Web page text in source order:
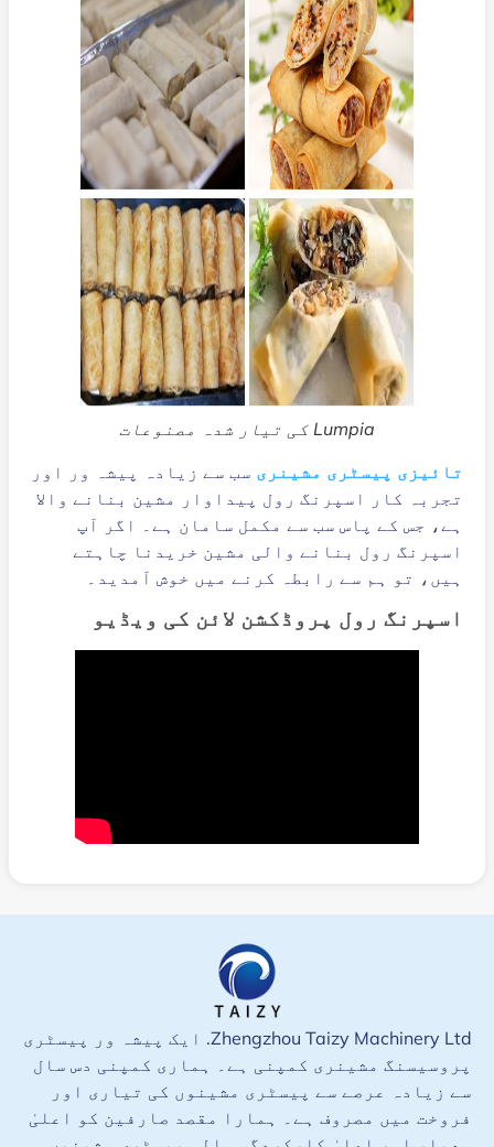
Lumpia کی تیار شدہ مصنوعات
تائیزی پیسٹری مشینری سب سے زیادہ پیشہ ور اور
تجربہ کار اسپرنگ رول پیداوار مشین بنانے والا
ہے، جس کے پاس سب سے مکمل سامان ہے۔ اگر آپ
اسپرنگ رول بنانے والی مشین خریدنا چاہتے
ہیں، تو ہم سے رابطہ کرنے میں خوش آمدید۔
اسپرنگ رول پروڈکشن لائن کی ویڈیو
Zhengzhou Taizy Machinery Ltd. ایک پیشہ ور پیسٹری
پروسیسنگ مشینری کمپنی ہے۔ ہماری کمپنی دس سال
سے زیادہ عرصے سے پیسٹری مشینوں کی تیاری اور
فروخت میں مصروف ہے۔ ہمارا مقصد صارفین کو اعلیٰ